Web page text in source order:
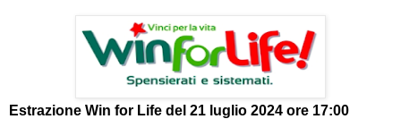
Estrazione Win for Life del 21 luglio 2024 ore 17:00